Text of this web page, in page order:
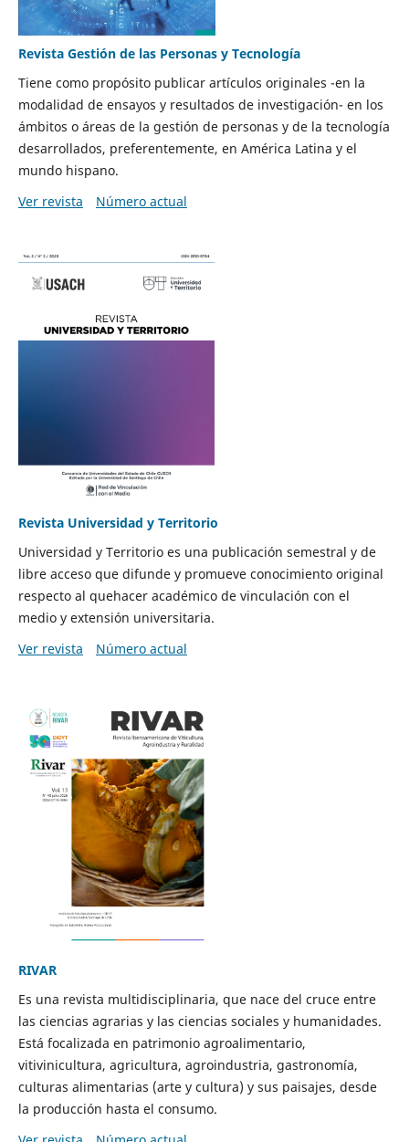
Revista Gestión de las Personas y Tecnología
Tiene como propósito publicar artículos originales -en la
modalidad de ensayos y resultados de investigación- en los
ámbitos o áreas de la gestión de personas y de la tecnología
desarrollados, preferentemente, en América Latina y el
mundo hispano.
Ver revista
Número actual
Revista Universidad y Territorio
Universidad y Territorio es una publicación semestral y de
libre acceso que difunde y promueve conocimiento original
respecto al quehacer académico de vinculación con el
medio y extensión universitaria.
Ver revista
Número actual
RIVAR
Es una revista multidisciplinaria, que nace del cruce entre
las ciencias agrarias y las ciencias sociales y humanidades.
Está focalizada en patrimonio agroalimentario,
vitivinicultura, agricultura, agroindustria, gastronomía,
culturas alimentarias (arte y cultura) y sus paisajes, desde
la producción hasta el consumo.